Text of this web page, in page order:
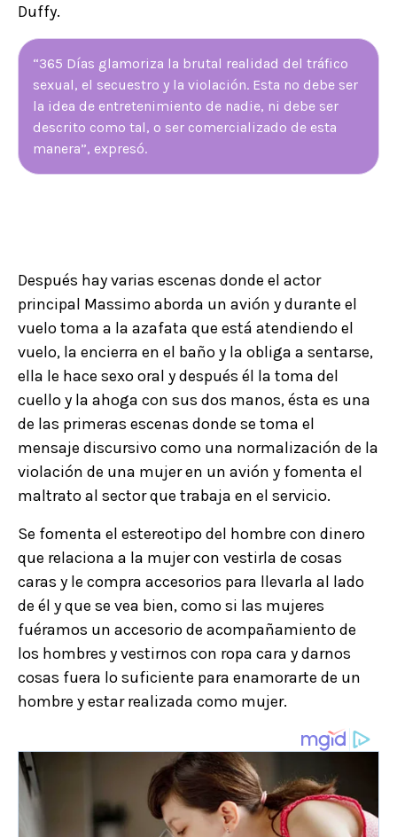
Duffy.
“365 Días glamoriza la brutal realidad del tráfico
sexual, el secuestro y la violación. Esta no debe ser
la idea de entretenimiento de nadie, ni debe ser
descrito como tal, o ser comercializado de esta
manera”, expresó.
Después hay varias escenas donde el actor
principal Massimo aborda un avión y durante el
vuelo toma a la azafata que está atendiendo el
vuelo, la encierra en el baño y la obliga a sentarse,
ella le hace sexo oral y después él la toma del
cuello y la ahoga con sus dos manos, ésta es una
de las primeras escenas donde se toma el
mensaje discursivo como una normalización de la
violación de una mujer en un avión y fomenta el
maltrato al sector que trabaja en el servicio.
Se fomenta el estereotipo del hombre con dinero
que relaciona a la mujer con vestirla de cosas
caras y le compra accesorios para llevarla al lado
de él y que se vea bien, como si las mujeres
fuéramos un accesorio de acompañamiento de
los hombres y vestirnos con ropa cara y darnos
cosas fuera lo suficiente para enamorarte de un
hombre y estar realizada como mujer.